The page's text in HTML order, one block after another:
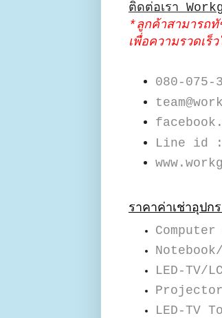
ติดต่อเรา
*ลูกค้าสามารถ
เพื่อความรวดเ
080-075-
Line id :
ราคาค่าเช่าอุป
LED-TV/
Projector
LED-TV